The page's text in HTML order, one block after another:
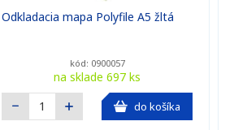
Odkladacia mapa Polyfile A5 žltá
kód: 0900057
na sklade 697 ks
do košíka